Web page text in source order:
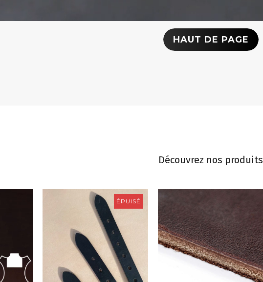
HAUT DE PAGE
Découvrez nos produits
ÉPUISÉ